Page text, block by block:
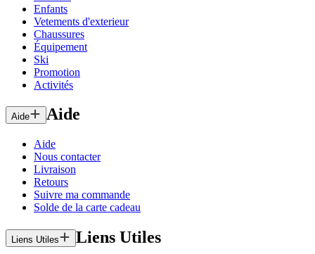
Enfants
Vetements d'exterieur
Chaussures
Équipement
Ski
Promotion
Activités
Aide Aide
Aide
Nous contacter
Livraison
Retours
Suivre ma commande
Solde de la carte cadeau
Liens Utiles Liens Utiles